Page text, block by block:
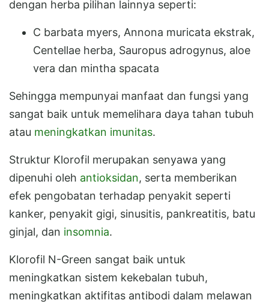
dengan herba pilihan lainnya seperti:
C barbata myers, Annona muricata ekstrak,
Centellae herba, Sauropus adrogynus, aloe
vera dan mintha spacata
Sehingga mempunyai manfaat dan fungsi yang
sangat baik untuk memelihara daya tahan tubuh
atau meningkatkan imunitas.
Struktur Klorofil merupakan senyawa yang
dipenuhi oleh antioksidan, serta memberikan
efek pengobatan terhadap penyakit seperti
kanker, penyakit gigi, sinusitis, pankreatitis, batu
ginjal, dan insomnia.
Klorofil N-Green sangat baik untuk
meningkatkan sistem kekebalan tubuh,
meningkatkan aktifitas antibodi dalam melawan